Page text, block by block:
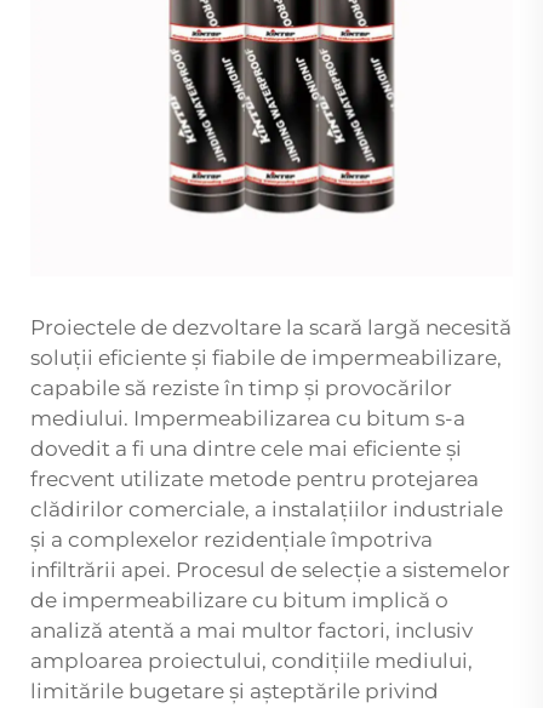
Proiectele de dezvoltare la scară largă necesită
soluții eficiente și fiabile de impermeabilizare,
capabile să reziste în timp și provocărilor
mediului. Impermeabilizarea cu bitum s-a
dovedit a fi una dintre cele mai eficiente și
frecvent utilizate metode pentru protejarea
clădirilor comerciale, a instalațiilor industriale
și a complexelor rezidențiale împotriva
infiltrării apei. Procesul de selecție a sistemelor
de impermeabilizare cu bitum implică o
analiză atentă a mai multor factori, inclusiv
amploarea proiectului, condițiile mediului,
limitările bugetare și așteptările privind